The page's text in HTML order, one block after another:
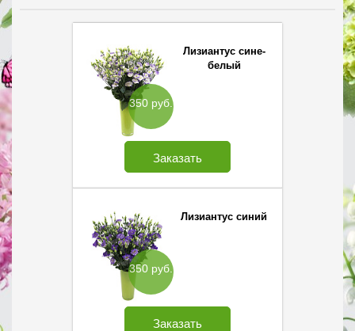
350 руб.
Лизиантус сине-
белый
Заказать
350 руб.
Лизиантус синий
Заказать